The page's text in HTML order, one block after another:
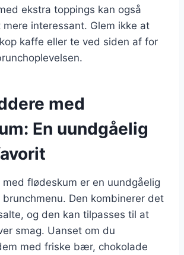
ekstra toppings kan også
interessant. Glem ikke at
kaffe eller te ved siden af for
med
En uundgåelig
flødeskum er en uundgåelig
Den kombinerer det
og den kan tilpasses til at
smag. Uanset om du
med friske bær, chokolade